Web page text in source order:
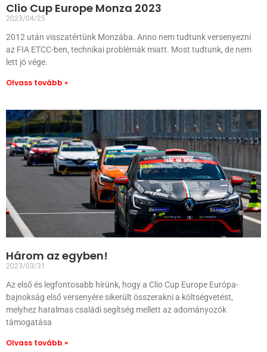
Clio Cup Europe Monza 2023
2023/04/25
2012 után visszatértünk Monzába. Anno nem tudtunk versenyezni
az FIA ETCC-ben, technikai problémák miatt. Most tudtunk, de nem
lett jó vége.
Olvass tovább »
Három az egyben!
2023/03/31
Az első és legfontosabb hírünk, hogy a Clio Cup Europe Európa-
bajnokság első versenyére sikerült összerakni a költségvetést,
melyhez hatalmas családi segítség mellett az adományozók
támogatása
Olvass tovább »